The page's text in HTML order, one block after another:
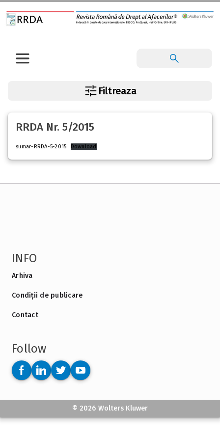
Filtreaza
RRDA Nr. 5/2015
sumar-RRDA-5-2015 Download
INFO
Arhiva
Condiții de publicare
Contact
Follow
© 2026 Wolters Kluwer